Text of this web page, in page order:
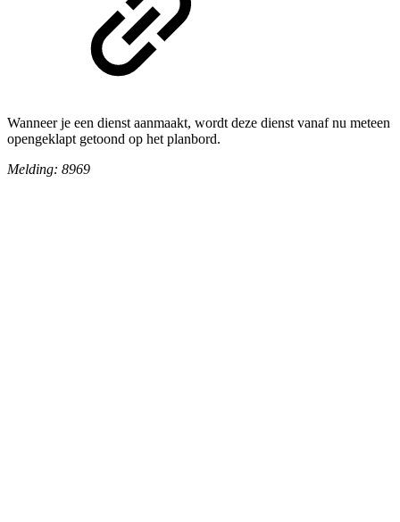
Wanneer je een dienst aanmaakt, wordt deze dienst vanaf nu meteen
opengeklapt getoond op het planbord.
Melding: 8969